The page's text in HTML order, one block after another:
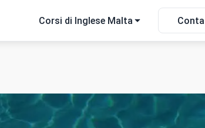
Corsi di Inglese Malta